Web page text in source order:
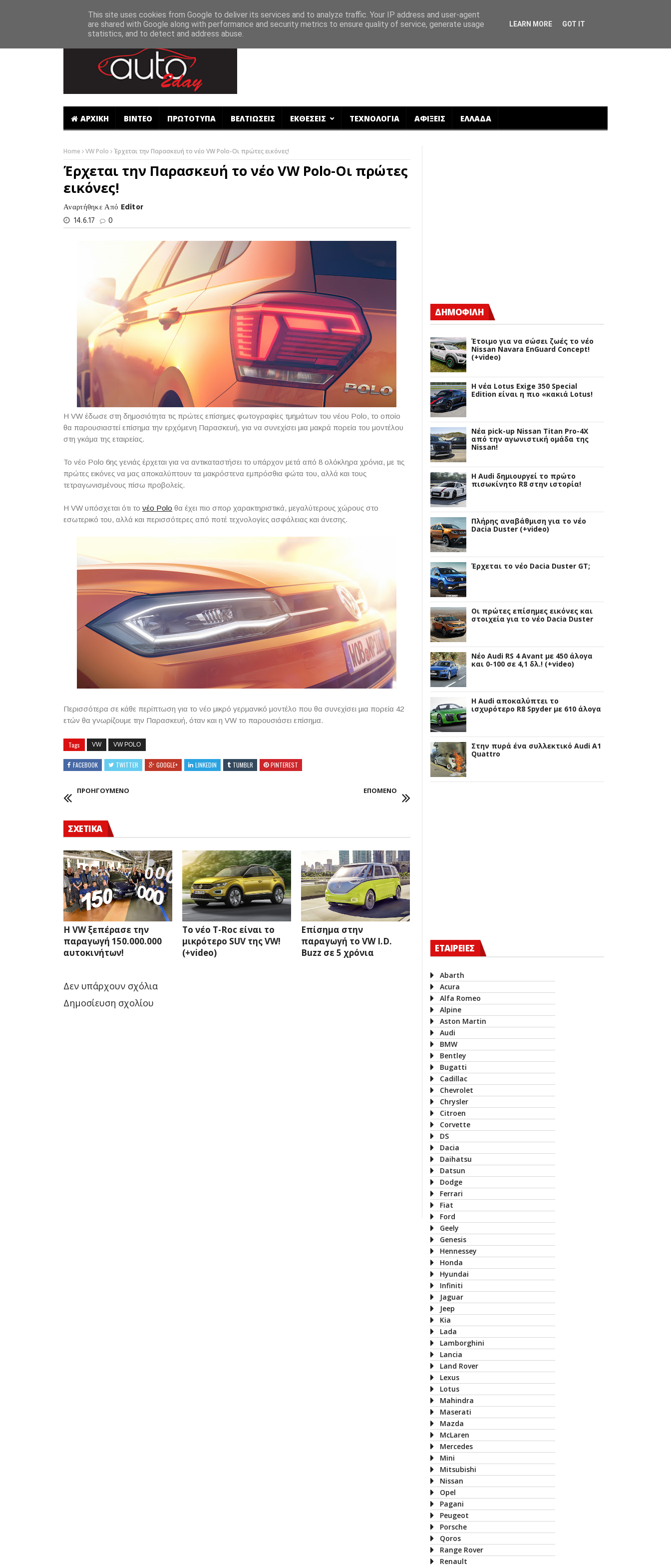
ΑΡΧΙΚΗ ΒΙΝΤΕΟ ΠΡΩΤΟΤΥΠΑ ΒΕΛΤΙΩΣΕΙΣ ΕΚΘΕΣΕΙΣ ΤΕΧΝΟΛΟΓΙΑ ΑΦΙΞΕΙΣ ΕΛΛΑΔΑ
Home VW Polo Έρχεται την Παρασκευή το νέο VW Polo-Οι πρώτες εικόνες!
Έρχεται την Παρασκευή το νέο VW Polo-Οι πρώτες
εικόνες!
Αναρτήθηκε Από Editor
14.6.17
0
Η VW έδωσε στη δημοσιότητα τις πρώτες επίσημες φωτογραφίες τμημάτων του νέου Polo, το οποίο
θα παρουσιαστεί επίσημα την ερχόμενη Παρασκευή, για να συνεχίσει μια μακρά πορεία του μοντέλου
στη γκάμα της εταιρείας.
Το νέο Polo 6ης γενιάς έρχεται για να αντικαταστήσει το υπάρχον μετά από 8 ολόκληρα χρόνια, με τις
πρώτες εικόνες να μας αποκαλύπτουν τα μακρόστενα εμπρόσθια φώτα του, αλλά και τους
τετραγωνισμένους πίσω προβολείς.
Η VW υπόσχεται ότι το νέο Polo θα έχει πιο σπορ χαρακτηριστικά, μεγαλύτερους χώρους στο
εσωτερικό του, αλλά και περισσότερες από ποτέ τεχνολογίες ασφάλειας και άνεσης.
Περισσότερα σε κάθε περίπτωση για το νέο μικρό γερμανικό μοντέλο που θα συνεχίσει μια πορεία 42
ετών θα γνωρίζουμε την Παρασκευή, όταν και η VW το παρουσιάσει επίσημα.
Tags VW VW POLO
FACEBOOK TWITTER GOOGLE+ LINKEDIN TUMBLR PINTEREST
ΠΡΟΗΓΟΥΜΕΝΟ ΕΠΟΜΕΝΟ
ΣΧΕΤΙΚΑ
Η VW ξεπέρασε την
παραγωγή 150.000.000
αυτοκινήτων!
Το νέο T-Roc είναι το
μικρότερο SUV της VW!
(+video)
Επίσημα στην
παραγωγή το VW I.D.
Buzz σε 5 χρόνια
Δεν υπάρχουν σχόλια
Δημοσίευση σχολίου
ΔΗΜΟΦΙΛΗ
Έτοιμο για να σώσει ζωές το νέο
Nissan Navara EnGuard Concept!
(+video)
H νέα Lotus Exige 350 Special
Edition είναι η πιο «κακιά Lotus!
Νέα pick-up Nissan Titan Pro-4X
από την αγωνιστική ομάδα της
Nissan!
Η Audi δημιουργεί το πρώτο
πισωκίνητο R8 στην ιστορία!
Πλήρης αναβάθμιση για το νέο
Dacia Duster (+video)
Έρχεται το νέο Dacia Duster GT;
Οι πρώτες επίσημες εικόνες και
στοιχεία για το νέο Dacia Duster
Νέο Audi RS 4 Avant με 450 άλογα
και 0-100 σε 4,1 δλ.! (+video)
Η Audi αποκαλύπτει το
ισχυρότερο R8 Spyder με 610 άλογα
Στην πυρά ένα συλλεκτικό Audi A1
Quattro
ΕΤΑΙΡΕΙΕΣ
Abarth
Acura
Alfa Romeo
Alpine
Aston Martin
Audi
BMW
Bentley
Bugatti
Cadillac
Chevrolet
Chrysler
Citroen
Corvette
DS
Dacia
Daihatsu
Datsun
Dodge
Ferrari
Fiat
Ford
Geely
Genesis
Hennessey
Honda
Hyundai
Infiniti
Jaguar
Jeep
Kia
Lada
Lamborghini
Lancia
Land Rover
Lexus
Lotus
Mahindra
Maserati
Mazda
McLaren
Mercedes
Mini
Mitsubishi
Nissan
Opel
Pagani
Peugeot
Porsche
Qoros
Range Rover
Renault
This site uses cookies from Google to deliver its services and to analyze traffic. Your IP address and user-agent
are shared with Google along with performance and security metrics to ensure quality of service, generate usage
statistics, and to detect and address abuse.
LEARN MORE GOT IT